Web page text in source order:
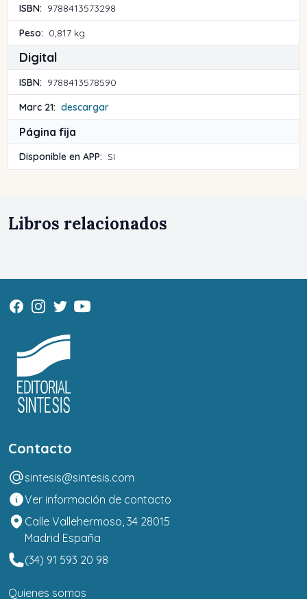
ISBN: 9788413573298
Peso: 0,817 kg
Digital
ISBN: 9788413578590
Marc 21: descargar
Página fija
Disponible en APP: Sí
Libros relacionados
Contacto
sintesis@sintesis.com
Ver información de contacto
Calle Vallehermoso, 34 28015
Madrid España
(34) 91 593 20 98
Quienes somos